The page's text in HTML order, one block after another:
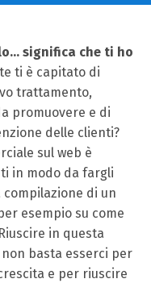
significa che ti ho
ti è capitato di
trattamento,
promuovere e di
delle clienti?
sul web è
in modo da fargli
di un
esempio su come
in questa
basta esserci per
e per riuscire